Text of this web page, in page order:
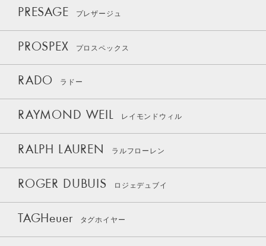
PRESAGE プレザージュ
PROSPEX プロスペックス
RADO ラドー
RAYMOND WEIL レイモンドウィル
RALPH LAUREN ラルフローレン
ROGER DUBUIS ロジェデュブイ
TAGHeuer タグホイヤー